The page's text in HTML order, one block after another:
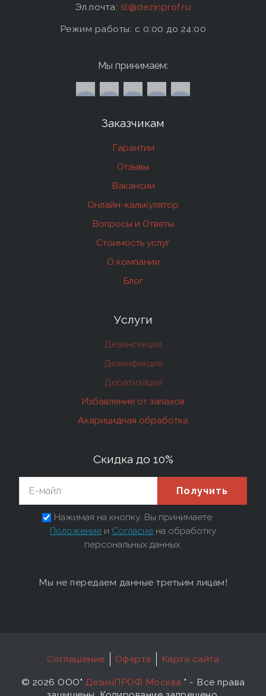
Эл.почта: sl@dezinprof.ru
Режим работы: c 0:00 до 24:00
Мы принимаем:
Заказчикам
Гарантии
Отзывы
Вакансии
Онлайн-калькулятор
Вопросы и Ответы
Стоимость услуг
О компании
Блог
Услуги
Дезинсекция
Дезинфекция
Дератизация
Избавление от запахов
Акарицидная обработка
Скидка до 10%
Получить
Нажимая на кнопку, Вы принимаете
Положение и Согласие на обработку
персональных данных.
Мы не передаем данные третьим лицам!
Соглашение Оферта Карта сайта
© 2026 ООО" ДезинПРОФ Москва " - Все права